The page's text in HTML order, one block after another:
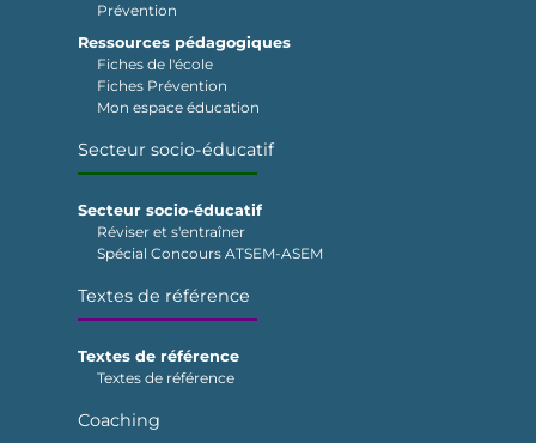
Prévention
Ressources pédagogiques
Fiches de l'école
Fiches Prévention
Mon espace éducation
Secteur socio-éducatif
Secteur socio-éducatif
Réviser et s'entraîner
Spécial Concours ATSEM-ASEM
Textes de référence
Textes de référence
Textes de référence
Coaching